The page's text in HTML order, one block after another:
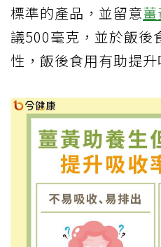
標準的產品，並留意
議500毫克，並於飯後
性，飯後食用有助提升